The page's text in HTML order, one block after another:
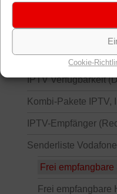
Cookie-
Fernsehen: IPTV und
Kabelfernsehen (Kabel
IPTV Tarife (Fernsehen
IPTV Verfügbarkeit
Kombi-Pakete IPTV,
IPTV-Empfänger
Senderliste
Frei
Frei empfangbare